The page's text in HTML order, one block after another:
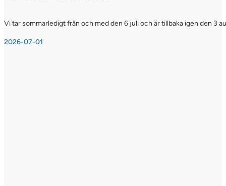
Vi tar sommarledigt från och med den 6 juli och är tillbaka igen den 3
2026-07-01